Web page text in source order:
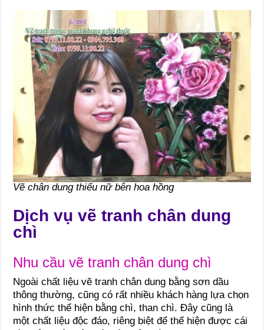
Vẽ chân dung thiếu nữ bên hoa hồng
Dịch vụ vẽ tranh chân dung
chì
Nhu cầu vẽ tranh chân dung chì
Ngoài chất liệu vẽ tranh chân dung bằng sơn dầu
thông thường, cũng có rất nhiều khách hàng lựa chọn
hình thức thể hiện bằng chì, than chì. Đây cũng là
một chất liệu độc đáo, riêng biệt để thể hiện được cái